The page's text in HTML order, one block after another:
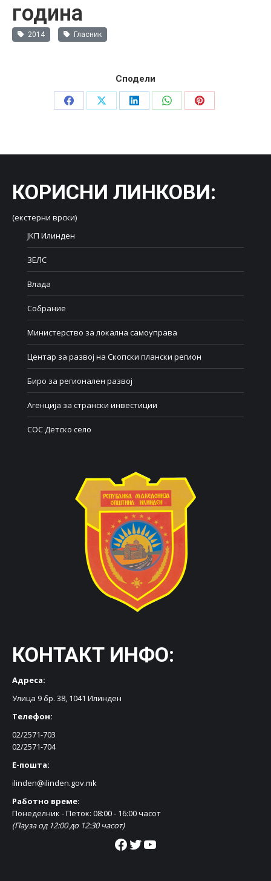
година
2014 Гласник
Сподели
Share
Share
Share
Share
Share
КОРИСНИ ЛИНКОВИ:
(екстерни врски)
ЈКП Илинден
ЗЕЛС
Влада
Собрание
Министерство за локална самоуправа
Центар за развој на Скопски плански регион
Биро за регионален развој
Агенција за странски инвестиции
СОС Детско село
КОНТАКТ ИНФО:
Адреса:
Улица 9 бр. 38, 1041 Илинден
Телефон:
02/2571-703
02/2571-704
Е-пошта:
ilinden@ilinden.gov.mk
Работно време:
Понеделник - Петок: 08:00 - 16:00 часот
(Пауза од 12:00 до 12:30 часот)
Facebook Twitter YouTube